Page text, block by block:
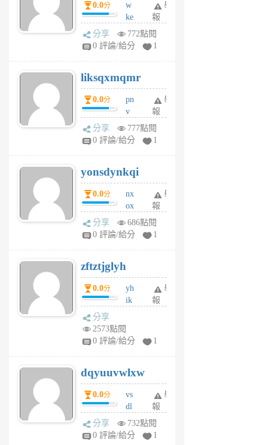
月
前
0.0分
w
ke
rv
pj
6
個
月
前
舉
報
分享
772點閱
0 評論/給分
1
liksqxmqmr
0.0分
pn
v
wt
sv
6
個
月
前
舉
報
分享
777點閱
0 評論/給分
1
yonsdynkqi
0.0分
nx
ox
rh
pe
月
前
舉
報
分享
686點閱
0 評論/給分
1
zftztjglyh
0.0分
yh
ik
tu
6
個
月
前
舉
報
分享
2573點閱
0 評論/給分
1
dqyuuvwlxw
0.0分
vs
dl
sq
fy
舉
報
分享
732點閱
0 評論/給分
1